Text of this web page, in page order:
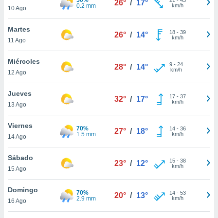
más
nuestra
y
de
disponible
cookies
aceptar
10 Ago
0.2 mm
26° / 17°
km/h
Martes
11 Ago
26° / 14° 18- 39
km/h
Miércoles
12 Ago
28° / 14° 9- 24
km/h
Jueves
13 Ago
32° / 17° 17- 37
km/h
Viernes
14 Ago
70%
1.5 mm
27° / 18° 14- 36
km/h
Sábado
15 Ago
23° / 12° 15- 38
km/h
Domingo
16 Ago
70%
2.9 mm
20° / 13° 14- 53
km/h